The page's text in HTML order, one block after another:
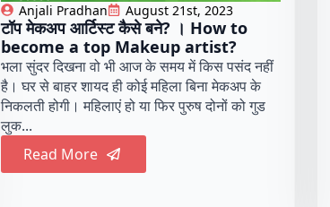
Anjali Pradhan August 21st, 2023
टॉप मेकअप आर्टिस्ट कैसे बने? । How to
become a top Makeup artist?
भला सुंदर दिखना वो भी आज के समय में किस पसंद नहीं
है। घर से बाहर शायद ही कोई महिला बिना मेकअप के
निकलती होगी। महिलाएं हो या फिर पुरुष दोनों को गुड
लुक...
Read More